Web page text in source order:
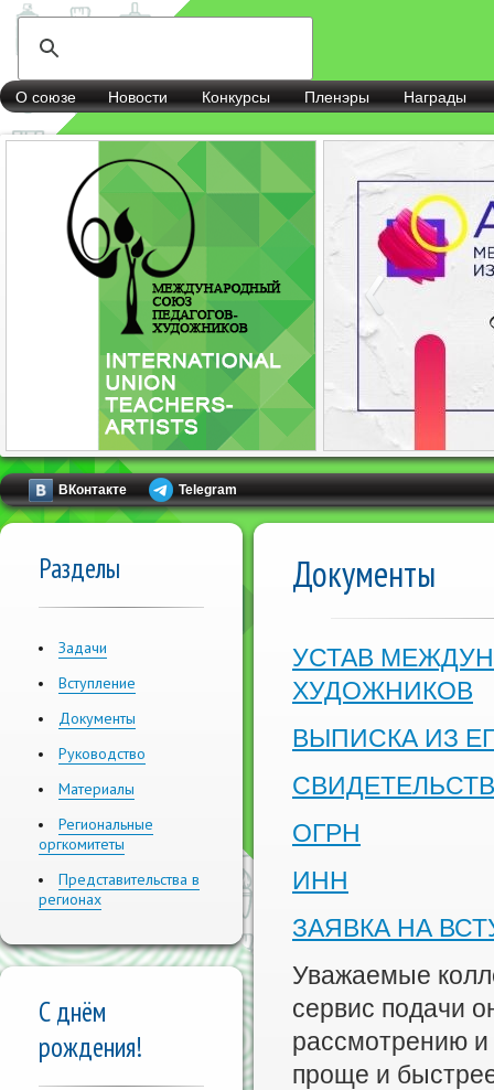
О союзе Новости Конкурсы Пленэры Награды
ВКонтакте Telegram
Разделы
Задачи
Вступление
Документы
Руководство
Материалы
Региональные
оргкомитеты
Представительства в
регионах
С днём
рождения!
Документы
УСТАВ
ХУДОЖНИКОВ
ВЫПИСКА ИЗ
ОГРН
ИНН
ЗАЯВКА НА
Уважаемые
сервис подачи
рассмотрению
проще и